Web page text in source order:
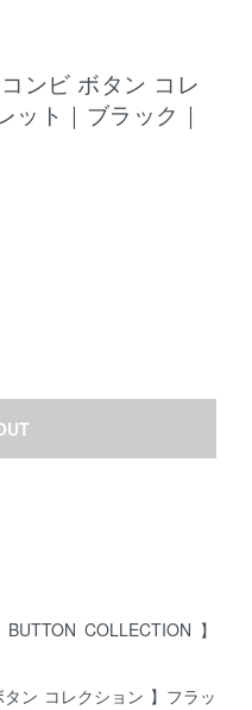
ンビ ボタン コレ
ット｜ブラック｜
COLLECTION 】
ン コレクション 】フラッ